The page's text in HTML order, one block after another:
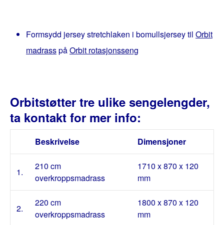
Formsydd jersey stretchlaken i bomullsjersey til Orbit
madrasspåOrbit rotasjonsseng
Orbitstøtter tre ulike sengelengder,
ta kontakt for mer info:
Beskrivelse Dimensjoner
1.
210 cm
overkroppsmadrass
1710 x 870 x 120
mm
2.
220 cm
overkroppsmadrass
1800 x 870 x 120
mm